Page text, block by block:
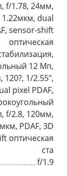
f/1.78, 24мм,
1.22мкм, dual
sensor-shift
оптическая
12 Мп,
1/2.55",
pixel PDAF,
f/2.8, 120мм,
PDAF, 3D
оптическая
ста
f/1.9